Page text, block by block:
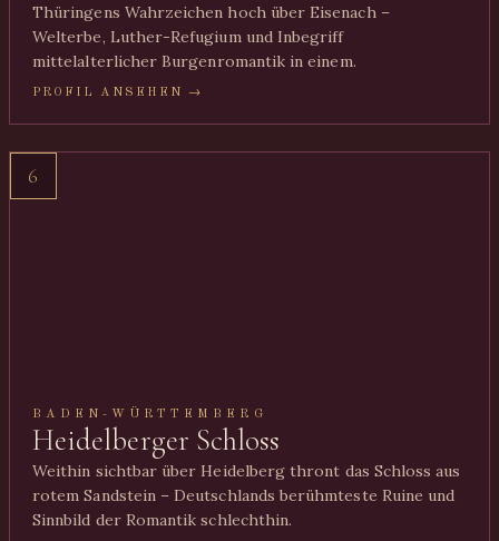
Thüringens Wahrzeichen hoch über Eisenach –
Welterbe, Luther-Refugium und Inbegriff
mittelalterlicher Burgenromantik in einem.
PROFIL ANSEHEN →
6
BADEN-WÜRTTEMBERG
Heidelberger Schloss
Weithin sichtbar über Heidelberg thront das Schloss aus
rotem Sandstein – Deutschlands berühmteste Ruine und
Sinnbild der Romantik schlechthin.